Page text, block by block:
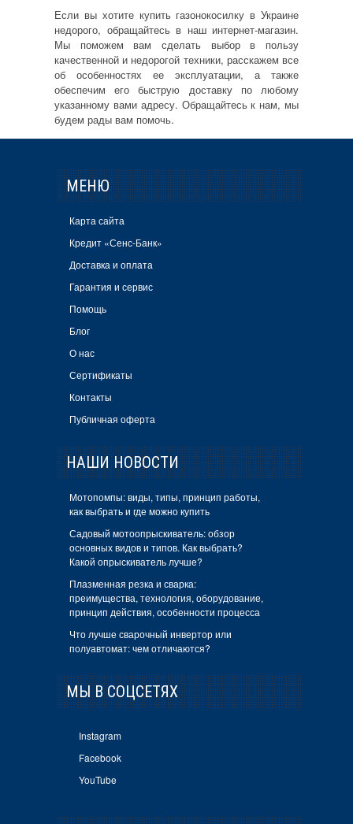
Если вы хотите купить газонокосилку в Украине
недорого, обращайтесь в наш интернет-магазин.
Мы поможем вам сделать выборв пользу
качественной и недорогой техники, расскажем все
об особенностях ее эксплуатации, а также
обеспечим его быструю доставкупо любому
указанному вами адресу. Обращайтесь к нам, мы
будем рады вам помочь.
МЕНЮ
Карта сайта
Кредит «Сенс-Банк»
Доставка и оплата
Гарантия и сервис
Помощь
Блог
О нас
Сертификаты
Контакты
Публичная оферта
НАШИ НОВОСТИ
Мотопомпы: виды, типы, принцип работы,
как выбрать и где можно купить
Садовый мотоопрыскиватель: обзор
основных видов и типов. Как выбрать?
Какой опрыскиватель лучше?
Плазменная резка и сварка:
преимущества, технология, оборудование,
принцип действия, особенности процесса
Что лучше сварочный инвертор или
полуавтомат: чем отличаются?
МЫ В СОЦСЕТЯХ
Instagram
Facebook
YouTube